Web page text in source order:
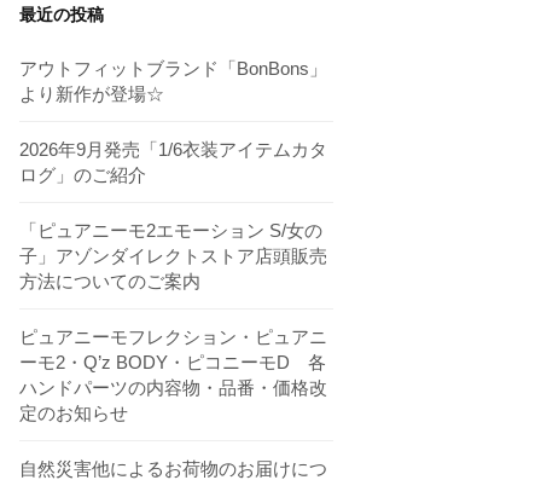
最近の投稿
アウトフィットブランド「BonBons」
より新作が登場☆
2026年9月発売「1/6衣装アイテムカタ
ログ」のご紹介
「ピュアニーモ2エモーション S/女の
子」アゾンダイレクトストア店頭販売
方法についてのご案内
ピュアニーモフレクション・ピュアニ
ーモ2・Q’z BODY・ピコニーモD 各
ハンドパーツの内容物・品番・価格改
定のお知らせ
自然災害他によるお荷物のお届けにつ